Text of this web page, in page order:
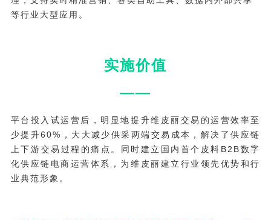
等行业大型应用。
实施价值
——
平台投入试运营后，明显地提升维皮丽交易的运营效率至
少提升60%，大大减少供采两端交易成本，解决了供应链
上下游交易过程的痛点。同时建立国内首个皮料B2B数字
化供应链电商运营体系，为维皮丽建立行业领先优势和行
业典范形象。